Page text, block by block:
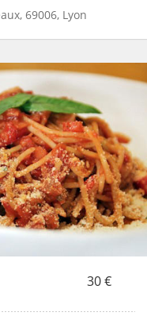
69006, Lyon
30 €